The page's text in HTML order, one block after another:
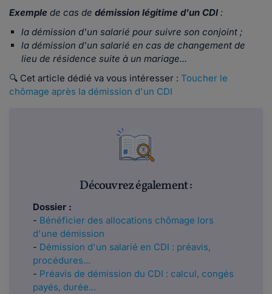
Exemple de cas de démission légitime d'un CDI:
la démission d'un salarié pour suivre son conjoint ;
la démission d'un salarié en cas de changement de
lieu de résidence suite à un mariage...
🔍 Cet article dédié va vous intéresser : Toucher le
chômage après la démission d'un CDI
Découvrez également :
Dossier :
- Bénéficier des allocations chômage lors
d'une démission
- Démission d'un salarié en CDI : préavis,
procédures...
- Préavis de démission du CDI : calcul, congés
payés, durée...